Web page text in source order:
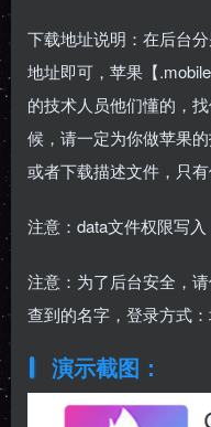
下载地址说明：在后台
地址即可，苹果【
的技术人员他们懂的，
候，请一定为你做苹果
或者下载描述文件，只
注意：data文件权限写
注意：为了后台安全，
查到的名字，登录方式
演示截图：